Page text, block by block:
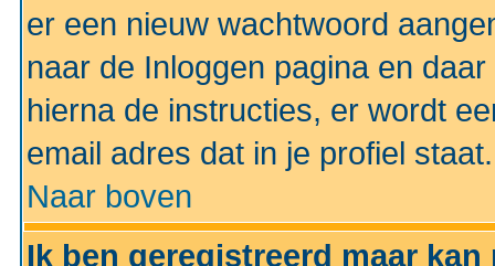
er een nieuw wachtwoord
naar de Inloggen pagina en
hierna de instructies, er wordt
email adres dat in je profiel staat.
Naar boven
Ik ben geregistreerd maar